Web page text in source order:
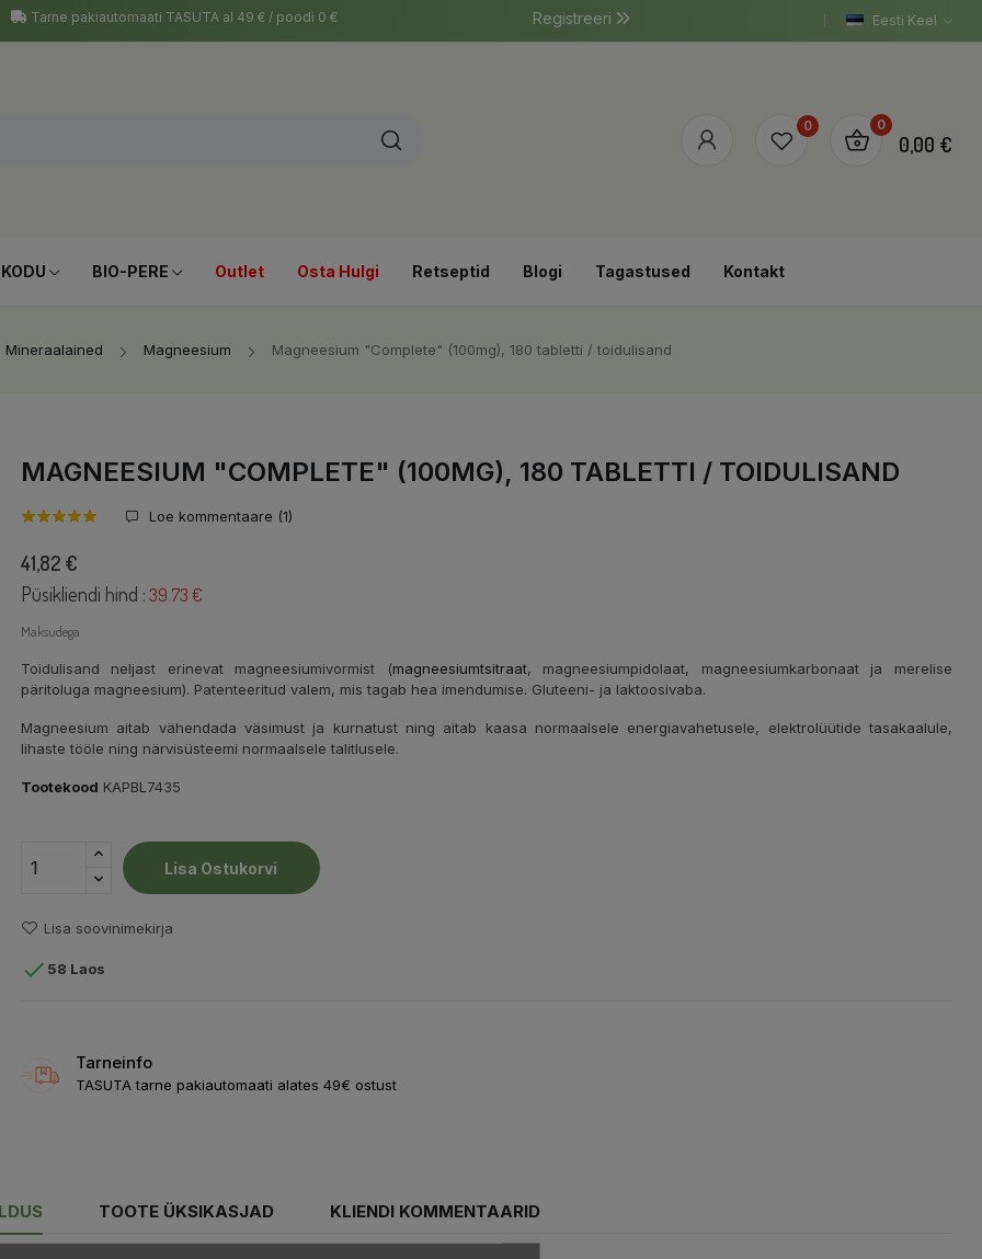
Tarne pakiautomaati TASUTA al 49 € / poodi 0 € Eesti Keel
Registreeri
0 0
0,00 €
BIO-PERE Outlet Osta Hulgi Retseptid Blogi Tagastused Kontakt
Mineraalained Magneesium Magneesium "Complete" (100mg), 180 tabletti / toidulisand
MAGNEESIUM "COMPLETE" (100MG), 180 TABLETTI / TOIDULISAND
Loe kommentaare (1)
41,82 €
Püsikliendi hind : 39.73 €
Maksudega
Toidulisand neljast erinevat magneesiumivormist (magneesiumtsitraat, magneesiumpidolaat, magneesiumkarbonaat ja merelise
päritoluga magneesium). Patenteeritud valem, mis tagab hea imendumise. Gluteeni- ja laktoosivaba.
Magneesium aitab vähendada väsimust ja kurnatust ning aitab kaasa normaalsele energiavahetusele, elektrolüütide tasakaalule,
lihaste tööle ning närvisüsteemi normaalsele talitlusele.
Tootekood KAPBL7435
Lisa Ostukorvi
Lisa soovinimekirja
 58 Laos
Tarneinfo
TASUTA tarne pakiautomaati alates 49€ ostust
TOOTE ÜKSIKASJAD KLIENDI KOMMENTAARID